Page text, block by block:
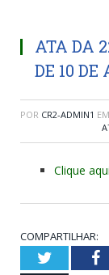
ATA DA
DE 10 DE
POR CR2-ADMIN1 EM
Clique
COMPARTILHAR:
Twitter